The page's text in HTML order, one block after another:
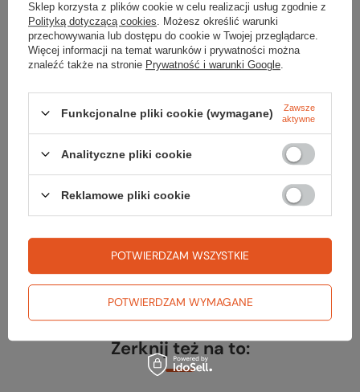
Waga [g]
1070
Kolor
phantom grey
Sprawdź
czy masz wszystko
Zerknij też na to:
Sklep korzysta z plików cookie w celu realizacji usług zgodnie z
Polityką dotyczącą cookies . Możesz określić warunki
przechowywania lub dostępu do cookie w Twojej przeglądarce.
Więcej informacji na temat warunków i prywatności można
znaleźć także na stronie Prywatność i warunki Google
Funkcjonalne pliki cookie (wymagane)
Zawsze
aktywne
Analityczne pliki cookie
Reklamowe pliki cookie
POTWIERDZAM WYMAGANE
POTWIERDZAM WSZYSTKIE